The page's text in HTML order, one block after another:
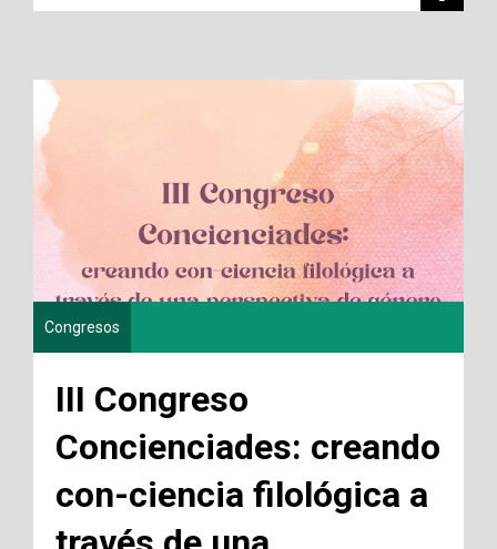
Congresos
III Congreso
Concienciades: creando
con-ciencia filológica a